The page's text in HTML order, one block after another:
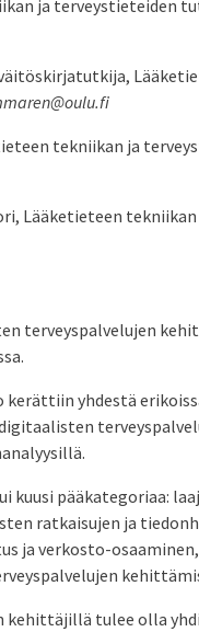
ja terveystieteiden
tekniikan ja
Lääketieteen
terveyspalvelujen
kerättiin yhdestä
kuusi pääkategoriaa:
ratkaisujen ja
ja verkosto-
kehittäjillä tulee olla